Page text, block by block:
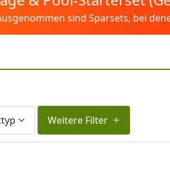
sind Sparsets, bei
Weitere Filter